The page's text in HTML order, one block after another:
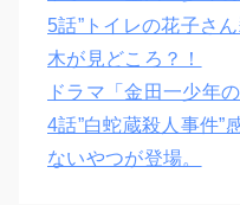
5話”トイレの花子さ
木が見どころ？！
ドラマ「金田一少年
4話”白蛇蔵殺人事件”
ないやつが登場。